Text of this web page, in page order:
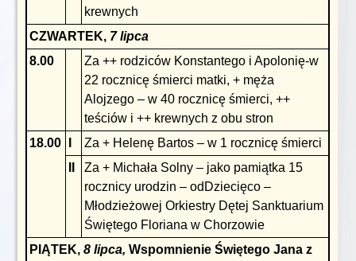
krewnych
CZWARTEK, 7 lipca
8.00
Za ++ rodziców Konstantego i Apolonię-w
22 rocznicę śmierci matki, + męża
Alojzego – w 40 rocznicę śmierci, ++
teściów i ++ krewnych z obu stron
18.00
Za + Helenę Bartos – w 1 rocznicę śmierci
Za + Michała Solny – jako pamiątka 15
rocznicy urodzin – odDziecięco –
Młodzieżowej Orkiestry Dętej Sanktuarium
Świętego Floriana w Chorzowie
PIĄTEK,8 lipca,Wspomnienie Świętego Jana z